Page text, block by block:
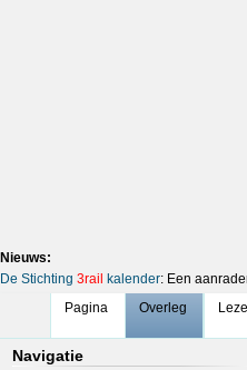
Nieuws:
De Stichting 3rail kalender: Een
Pagina
Overleg
Navigatie